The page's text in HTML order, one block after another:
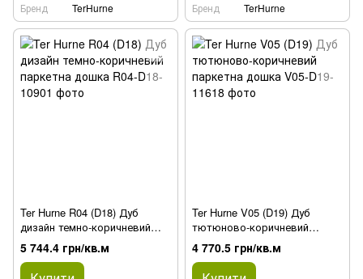
Бренд
TerHurne
Бренд
TerHurne
Ter Hurne R04 (D18) Дуб
дизайн темно-коричневий
паркетна дошка
5 744.4 грн/кв.м
Ter Hurne V05 (D19) Дуб
тютюново-коричневий
паркетна дошка
4 770.5 грн/кв.м